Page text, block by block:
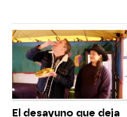
El desayuno que deja